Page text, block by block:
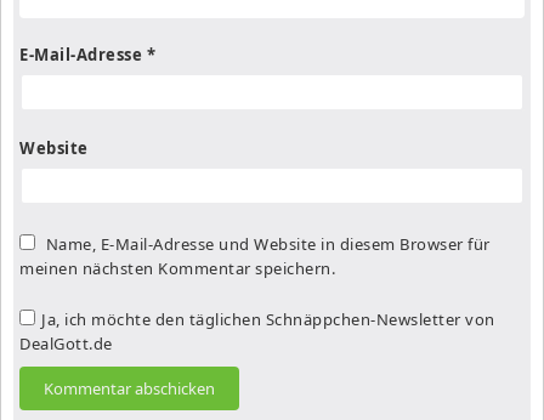
E-Mail-Adresse *
Website
Name, E-Mail-Adresse und Website in diesem Browser für
meinen nächsten Kommentar speichern.
Ja, ich möchte den täglichen Schnäppchen-Newsletter von
DealGott.de